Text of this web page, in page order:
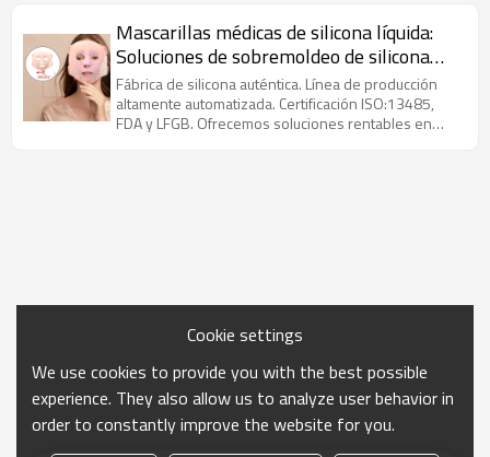
Mascarillas médicas de silicona líquida:
Soluciones de sobremoldeo de silicona
médica de alto rendimiento y
personalizables para mayor comodidad y
protección.
Fábrica de silicona auténtica. Línea de producción
altamente automatizada. Certificación ISO:13485,
FDA y LFGB. Ofrecemos soluciones rentables en
Cookie settings
We use cookies to provide you with the best possible
experience. They also allow us to analyze user behavior in
order to constantly improve the website for you.